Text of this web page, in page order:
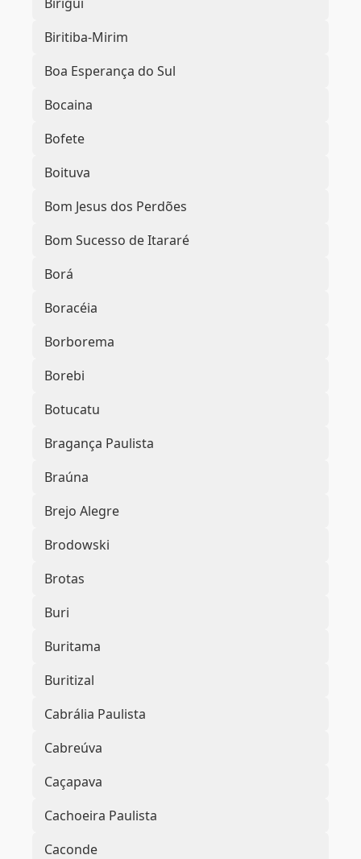
Biritiba-Mirim
Boa Esperança do Sul
Bocaina
Bofete
Boituva
Bom Jesus dos Perdões
Bom Sucesso de Itararé
Borá
Boracéia
Borborema
Borebi
Botucatu
Bragança Paulista
Braúna
Brejo Alegre
Brodowski
Brotas
Buri
Buritama
Buritizal
Cabrália Paulista
Cabreúva
Caçapava
Cachoeira Paulista
Caconde